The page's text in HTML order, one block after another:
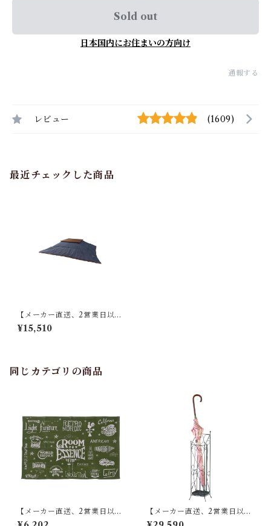
Sold out
日本国内にお住まいの方向け
通報する
レビュー (1609)
最近チェックした商品
【メーカー直送、2営業日以内
に発送】東谷 薄掛けコタツ布
団 正方形 KK-151 W190×D1
¥15,510
同じカテゴリの商品
【メーカー直送、2営業日以内
に発送】東谷 ラグ W90×D13
【メーカー直送、2営業日以内
に発送】【8個セット】 東谷